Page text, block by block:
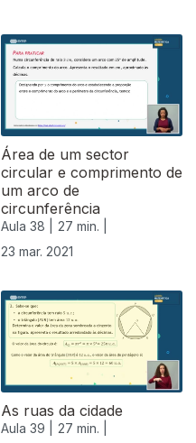
Área de um sector
circular e comprimento de
um arco de
circunferência
Aula 38 |
27 min. |
23 mar. 2021
As ruas da cidade
Aula 39 |
27 min. |